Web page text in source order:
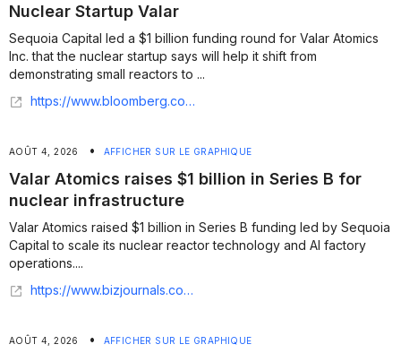
Nuclear Startup Valar
Sequoia Capital led a $1 billion funding round for Valar Atomics
Inc. that the nuclear startup says will help it shift from
demonstrating small reactors to ...
https://www.bloomberg.com/news/articles/2026-08-03/sequoia-leads-1-billion-funding-round-for-nuclear-startup-valar?srnd=homepage-americas
AOÛT 4, 2026 • AFFICHER SUR LE GRAPHIQUE
Valar Atomics raises $1 billion in Series B for
nuclear infrastructure
Valar Atomics raised $1 billion in Series B funding led by Sequoia
Capital to scale its nuclear reactor technology and AI factory
operations....
https://www.bizjournals.com/losangeles/news/2026/08/03/valar-atomics-funding-nuclear-infrastructure.html
AOÛT 4, 2026 • AFFICHER SUR LE GRAPHIQUE